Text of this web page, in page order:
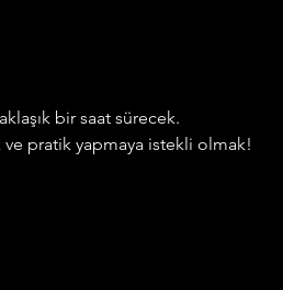
bir saat sürecek.
ve pratik yapmaya istekli olmak!